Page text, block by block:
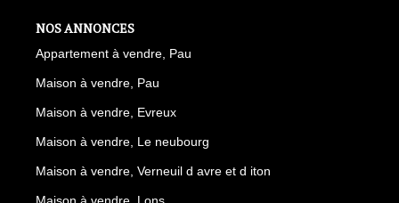
NOS ANNONCES
Appartement à vendre, Pau
Maison à vendre, Pau
Maison à vendre, Evreux
Maison à vendre, Le neubourg
Maison à vendre, Verneuil d avre et d iton